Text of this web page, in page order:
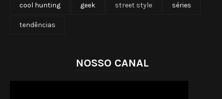
cool hunting geek street style séries
tendências
NOSSO CANAL